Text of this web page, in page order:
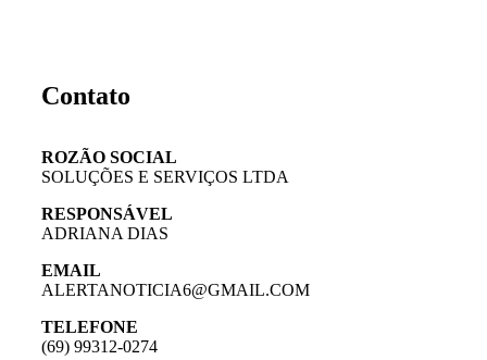
Contato
ROZÃO SOCIAL
SOLUÇÕES E SERVIÇOS LTDA
RESPONSÁVEL
ADRIANA DIAS
EMAIL
ALERTANOTICIA6@GMAIL.COM
TELEFONE
(69) 99312-0274